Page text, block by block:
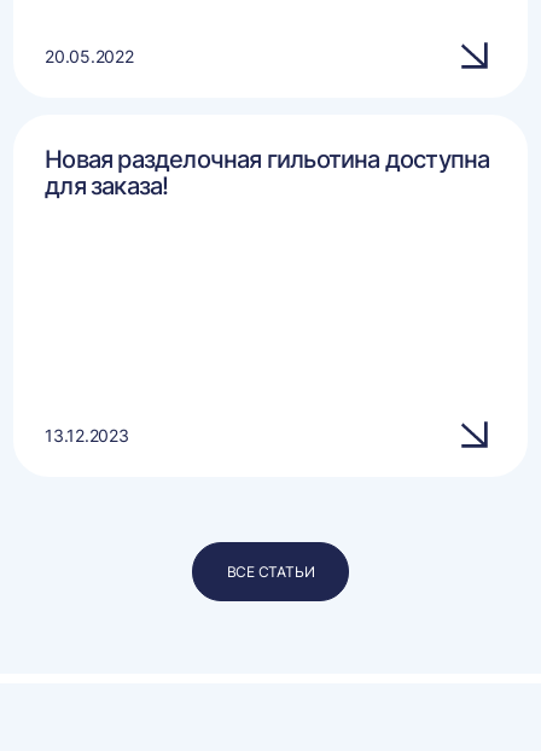
20.05.2022
Новая разделочная гильотина доступна
для заказа!
13.12.2023
ВСЕ СТАТЬИ